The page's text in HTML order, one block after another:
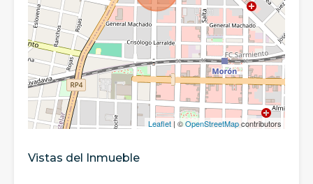
Leaflet | ©OpenStreetMapcontributors
Vistas del Inmueble